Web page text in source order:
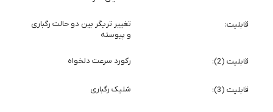
قابلیت
تغییر تریگر بین دو حالت رگباری
و پیوسته
قابلیت (2) رکورد سرعت دلخواه
قابلیت (3) شلیک رگباری